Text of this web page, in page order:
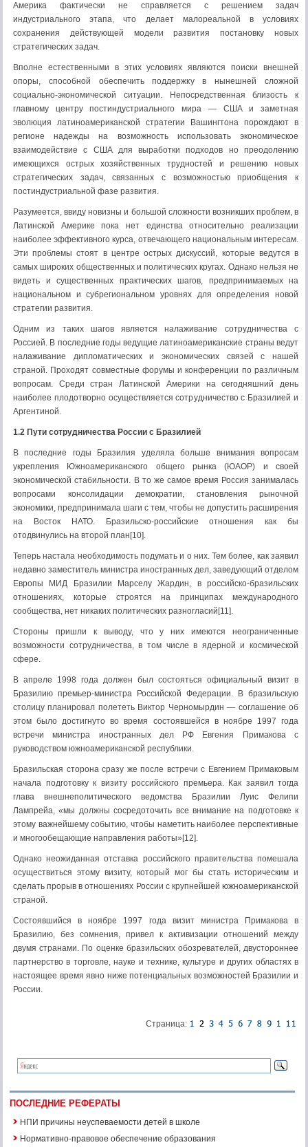
Америка фактически не справляется с решением задач
индустриального этапа, что делает малореальной в условиях
сохранения действующей модели развития постановку новых
стратегических задач.
Вполне естественными в этих условиях являются поиски внешней
опоры, способной обеспечить поддержку в нынешней сложной
социально-экономической ситуации. Непосредственная близость к
главному центру постиндустриального мира — США и заметная
эволюция латиноамериканской стратегии Вашингтона порождают в
регионе надежды на возможность использовать экономическое
взаимодействие с США для выработки подходов но преодолению
имеющихся острых хозяйственных трудностей и решению новых
стратегических задач, связанных с возможностью приобщения к
постиндустриальной фазе развития.
Разумеется, ввиду новизны и большой сложности возникших проблем, в
Латинской Америке пока нет единства относительно реализации
наиболее эффективного курса, отвечающего национальным интересам.
Эти проблемы стоят в центре острых дискуссий, которые ведутся в
самых широких общественных и политических кругах. Однако нельзя не
видеть и существенных практических шагов, предпринимаемых на
национальном и субрегиональном уровнях для определения новой
стратегии развития.
Одним из таких шагов является налаживание сотрудничества с
Россией. В последние годы ведущие латиноамериканские страны ведут
налаживание дипломатических и экономических связей с нашей
страной. Проходят совместные форумы и конференции по различным
вопросам. Среди стран Латинской Америки на сегодняшний день
наиболее плодотворно осуществляется сотрудничество с Бразилией и
Аргентиной.
1.2 Пути сотрудничества России с Бразилией
В последние годы Бразилия уделяла больше внимания вопросам
укрепления Южноамериканского общего рынка (ЮАОР) и своей
экономической стабильности. В то же самое время Россия занималась
вопросами консолидации демократии, становления рыночной
экономики, предпринимала шаги с тем, чтобы не допустить расширения
на Восток НАТО. Бразильско-российские отношения как бы
отодвинулись на второй план[10].
Теперь настала необходимость подумать и о них. Тем более, как заявил
недавно заместитель министра иностранных дел, заведующий отделом
Европы МИД Бразилии Марселу Жардин, в российско-бразильских
отношениях, которые строятся на принципах международного
сообщества, нет никаких политических разногласий[11].
Стороны пришли к выводу, что у них имеются неограниченные
возможности сотрудничества, в том числе в ядерной и космической
сфере.
В апреле 1998 года должен был состояться официальный визит в
Бразилию премьер-министра Российской Федерации. В бразильскую
столицу планировал полететь Виктор Черномырдин — соглашение об
этом было достигнуто во время состоявшейся в ноябре 1997 года
встречи министра иностранных дел РФ Евгения Примакова с
руководством южноамериканской республики.
Бразильская сторона сразу же после встречи с Евгением Примаковым
начала подготовку к визиту российского премьера. Как заявил тогда
глава внешнеполитического ведомства Бразилии Луис Фелипи
Лампрейа, «мы должны сосредоточить все внимание на подготовке к
этому важнейшему событию, чтобы наметить наиболее перспективные
и многообещающие направления работы»[12].
Однако неожиданная отставка российского правительства помешала
осуществиться этому визиту, который мог бы стать историческим и
сделать прорыв в отношениях России с крупнейшей южноамериканской
страной.
Состоявшийся в ноябре 1997 года визит министра Примакова в
Бразилию, без сомнения, привел к активизации отношений между
двумя странами. По оценке бразильских обозревателей, двустороннее
партнерство в торговле, науке и технике, культуре и других областях в
настоящее время явно ниже потенциальных возможностей Бразилии и
России.
Страница:
ПОСЛЕДНИЕ РЕФЕРАТЫ
НПИ причины неуспеваемости детей в школе
Нормативно-правовое обеспечение образования